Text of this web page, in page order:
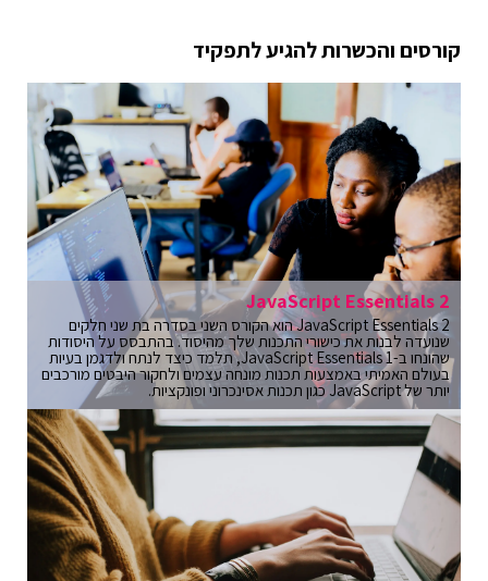
קורסים והכשרות להגיע לתפקיד
JavaScript Essentials 2
JavaScript Essentials 2 הוא הקורס השני בסדרה בת שני חלקים
שנועדה לבנות את כישורי התכנות שלך מהיסוד. בהתבסס על היסודות
שהונחו ב-JavaScript Essentials 1, תלמד כיצד לנתח ולדגמן בעיות
בעולם האמיתי באמצעות תכנות מונחה עצמים ולחקור היבטים מורכבים
יותר של JavaScript כגון תכנות אסינכרוני ופונקציות.